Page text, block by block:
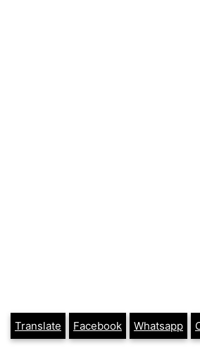
Translate Facebook Whatsapp